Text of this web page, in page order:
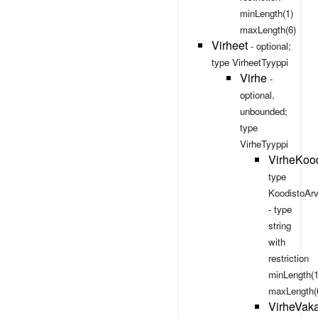
minLength(1)
maxLength(6)
Virheet - optional;
type VirheetTyyppi
Virhe -
optional,
unbounded;
type
VirheTyyppi
type
- type
string
with
restriction